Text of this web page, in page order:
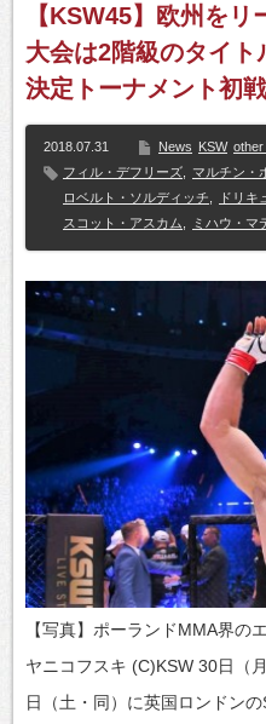
【KSW45】欧州を
大会は2階級のタイ
決定トーナメント初
2018.07.31 News KSW other
フィル・デフリーズ
マルチン・
ロベルト・ソルディッチ
ドリキ
スコット・アスカム
ミハウ・マ
【写真】ポーランドMMA界の
ヤニコフスキ (C)KSW 30日（
日（土・同）に英国ロンドン